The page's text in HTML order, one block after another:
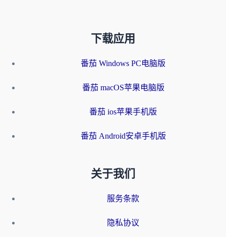
下载应用
番茄 Windows PC电脑版
番茄 macOS苹果电脑版
番茄 ios苹果手机版
番茄 Android安卓手机版
关于我们
服务条款
隐私协议